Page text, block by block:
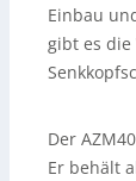
Einbau
gibt es
Der
Er behält